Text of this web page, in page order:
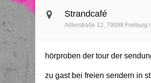
Strandcafé
Adlerstraße 12 79098 Freiburg
hörproben der tour der
zu gast bei freien sendern in